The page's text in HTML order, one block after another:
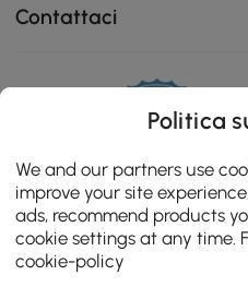
Contattaci
111K
star
rating
ZERTIFIZIERTE
Politica
We and our partners use
improve your site
ads, recommend products
cookie settings at any time.
cookie-policy